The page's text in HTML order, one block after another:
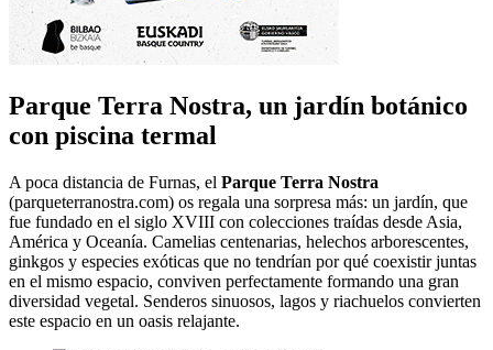
Parque Terra Nostra, un jardín botánico
con piscina termal
A poca distancia de Furnas, el Parque Terra Nostra
(parqueterranostra.com) os regala una sorpresa más: un jardín, que
fue fundado en el siglo XVIII con colecciones traídas desde Asia,
América y Oceanía. Camelias centenarias, helechos arborescentes,
ginkgos y especies exóticas que no tendrían por qué coexistir juntas
en el mismo espacio, conviven perfectamente formando una gran
diversidad vegetal. Senderos sinuosos, lagos y riachuelos convierten
este espacio en un oasis relajante.